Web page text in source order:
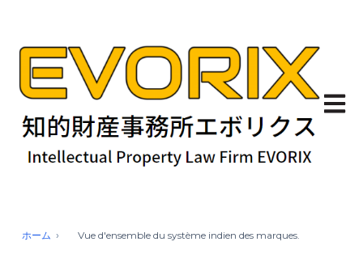
ホーム Vue d'ensemble du système indien des marques.